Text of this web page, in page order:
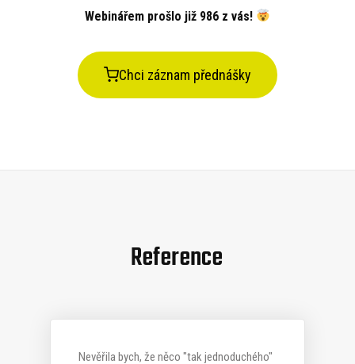
Webinářem prošlo již 986 z vás!
Chci záznam přednášky
Reference
Nevěřila bych, že něco "tak jednoduchého"